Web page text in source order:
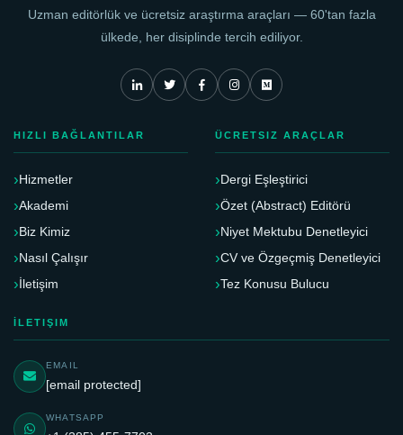
Uzman editörlük ve ücretsiz araştırma araçları — 60'tan fazla
ülkede, her disiplinde tercih ediliyor.
HIZLI BAĞLANTILAR
Hizmetler
Akademi
Biz Kimiz
Nasıl Çalışır
İletişim
ÜCRETSIZ ARAÇLAR
Dergi Eşleştirici
Özet (Abstract) Editörü
Niyet Mektubu Denetleyici
CV ve Özgeçmiş Denetleyici
Tez Konusu Bulucu
İLETIŞIM
EMAIL
[email protected]
WHATSAPP